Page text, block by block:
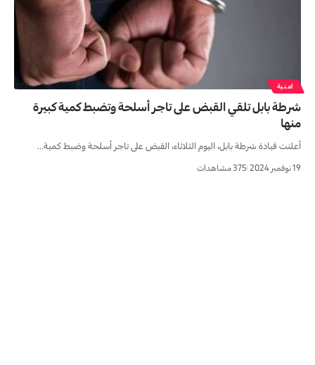
امنية
شرطة بابل تلقي القبض على تاجر أسلحة وتضبط كمية كبيرة
منها
أعلنت قيادة شرطة بابل، اليوم الثلاثاء، القبض على تاجر أسلحة وضبط كمية…
19 نوفمبر 2024 375 مشاهدات